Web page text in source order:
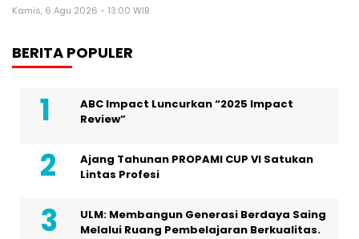
Kamis, 6 Agu 2026 - 13:00 WIB
BERITA POPULER
ABC Impact Luncurkan “2025 Impact
Review”
Ajang Tahunan PROPAMI CUP VI Satukan
Lintas Profesi
ULM: Membangun Generasi Berdaya Saing
Melalui Ruang Pembelajaran Berkualitas.